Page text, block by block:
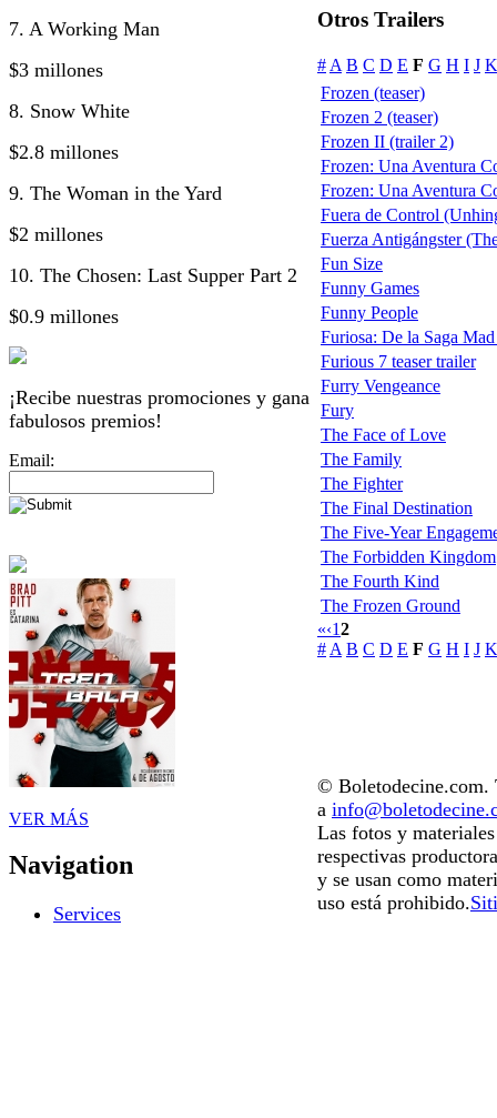
7. A Working Man
$3 millones
8. Snow White
$2.8 millones
9. The Woman in the Yard
$2 millones
10. The Chosen: Last Supper Part 2
$0.9 millones
¡Recibe nuestras promociones y gana
fabulosos premios!
Email:
VER MÁS
Navigation
Services
Otros Trailers
# A B C D E F G H I J K
Frozen (teaser)
Frozen 2 (teaser)
Frozen II (trailer 2)
Frozen: Una Aventura
Frozen: Una Aventura
Fuera de Control
Fuerza Antigángster
Fun Size
Funny Games
Funny People
Furiosa: De la Saga
Furious 7 teaser trailer
Furry Vengeance
Fury
The Face of Love
The Family
The Fighter
The Final Destination
The Five-Year
The Forbidden Kingdom
The Fourth Kind
The Frozen Ground
«‹12
# A B C D E F G H I J K
© Boletodecine.com.
a
Las fotos y
respectivas
y se usan como
uso está prohibido.